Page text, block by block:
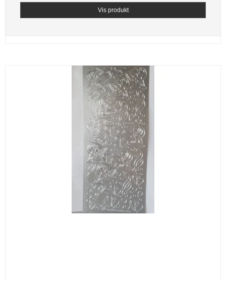
Vis produkt